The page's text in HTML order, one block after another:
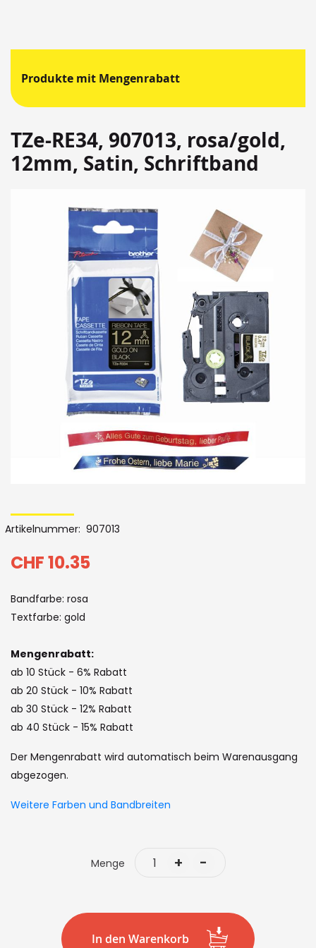
Produkte mit Mengenrabatt
TZe-RE34, 907013, rosa/gold,
12mm, Satin, Schriftband
Springen
Bildergalerie
to
the
beginning
of
the
gallery
CHF 10.35
Artikelnummer 907013
Bandfarbe: rosa
Textfarbe: gold
Mengenrabatt:
ab 10 Stück - 6% Rabatt
ab 20 Stück - 10% Rabatt
ab 30 Stück - 12% Rabatt
ab 40 Stück - 15% Rabatt
Der Mengenrabatt wird automatisch beim Warenausgang
abgezogen.
Weitere Farben und Bandbreiten
Menge -
+
In den Warenkorb